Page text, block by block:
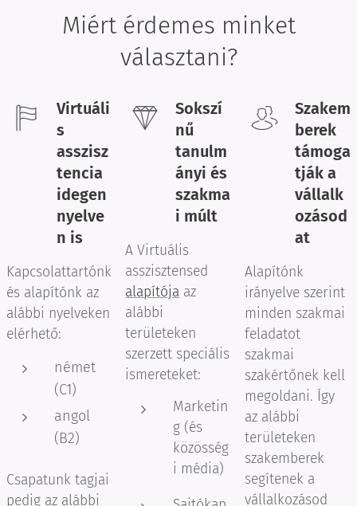
Miért érdemes minket
választani?
Virtuáli
s
asszisz
tencia
idegen
nyelve
n is
Kapcsolattartónk
és alapítónk az
alábbi nyelveken
elérhető:
német
(C1)
angol
(B2)
Csapatunk tagjai
pedig az alábbi
Sokszí
nű
tanulm
ányi és
szakma
i múlt
A Virtuális
asszisztensed
alapítója az
alábbi
területeken
szerzett speciális
ismereteket:
Marketin
g (és
közösség
i média)
Szakem
berek
támoga
tják a
vállalk
ozásod
at
Alapítónk
irányelve szerint
minden szakmai
feladatot
szakmai
szakértőnek kell
megoldani. Így
az alábbi
területeken
szakemberek
segítenek a
vállalkozásod